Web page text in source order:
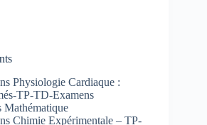
Physiologie Cardiaque :
TP-TD-Examens
Mathématique
Chimie Expérimentale – TP-